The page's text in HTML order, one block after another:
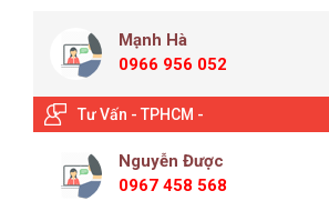
Mạnh Hà
0966 956 052
Tư Vấn - TPHCM -
Nguyễn Được
0967 458 568